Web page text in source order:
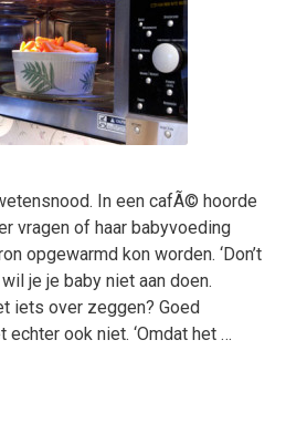
In een cafÃ© hoorde
vragen of haar babyvoeding
opgewarmd kon worden. ‘Don’t
je je baby niet aan doen.
iets over zeggen? Goed
echter ook niet. ‘Omdat het …